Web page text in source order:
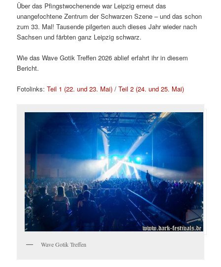
Über das Pfingstwochenende war Leipzig erneut das
unangefochtene Zentrum der Schwarzen Szene – und das schon
zum 33. Mal! Tausende pilgerten auch dieses Jahr wieder nach
Sachsen und färbten ganz Leipzig schwarz.
Wie das Wave Gotik Treffen 2026 ablief erfahrt ihr in diesem
Bericht.
Fotolinks:Teil 1 (22. und 23. Mai) /Teil 2 (24. und 25. Mai)
Wave Gotik Treffen